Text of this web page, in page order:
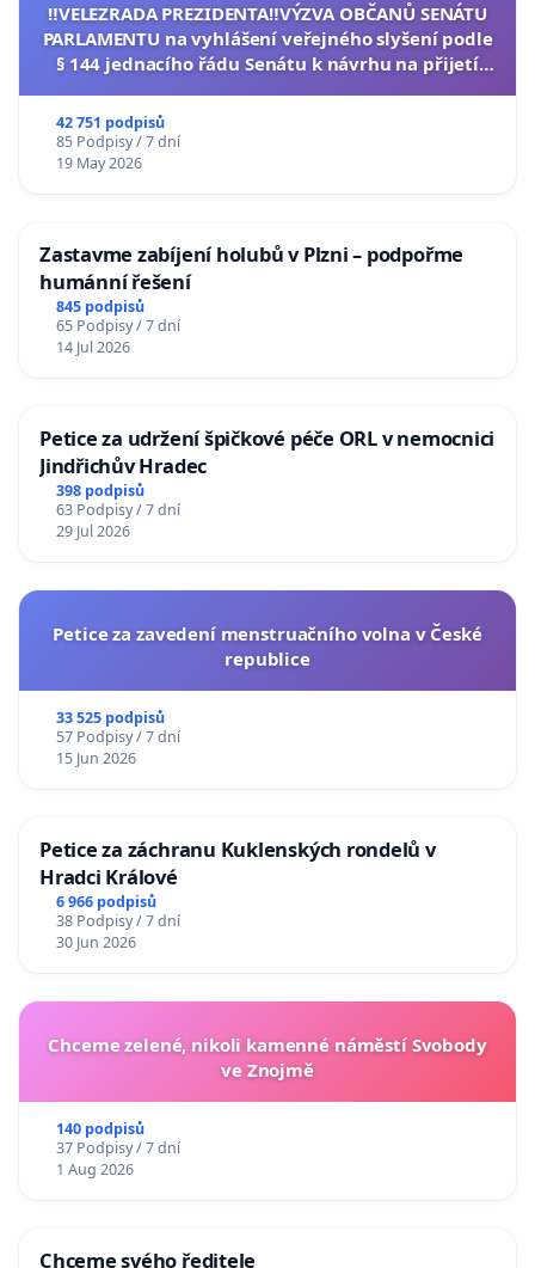
‼️VELEZRADA PREZIDENTA‼️VÝZVA OBČANŮ SENÁTU
PARLAMENTU na vyhlášení veřejného slyšení podle
§ 144 jednacího řádu Senátu k návrhu na přijetí
42 751 podpisů
85 Podpisy / 7 dní
19 May 2026
Zastavme zabíjení holubů v Plzni – podpořme
humánní řešení
845 podpisů
65 Podpisy / 7 dní
14 Jul 2026
Petice za udržení špičkové péče ORL v nemocnici
Jindřichův Hradec
398 podpisů
63 Podpisy / 7 dní
29 Jul 2026
Petice za zavedení menstruačního volna v České
republice
33 525 podpisů
57 Podpisy / 7 dní
15 Jun 2026
Petice za záchranu Kuklenských rondelů v
Hradci Králové
6 966 podpisů
38 Podpisy / 7 dní
30 Jun 2026
Chceme zelené, nikoli kamenné náměstí Svobody
ve Znojmě
140 podpisů
37 Podpisy / 7 dní
1 Aug 2026
Chceme svého ředitele